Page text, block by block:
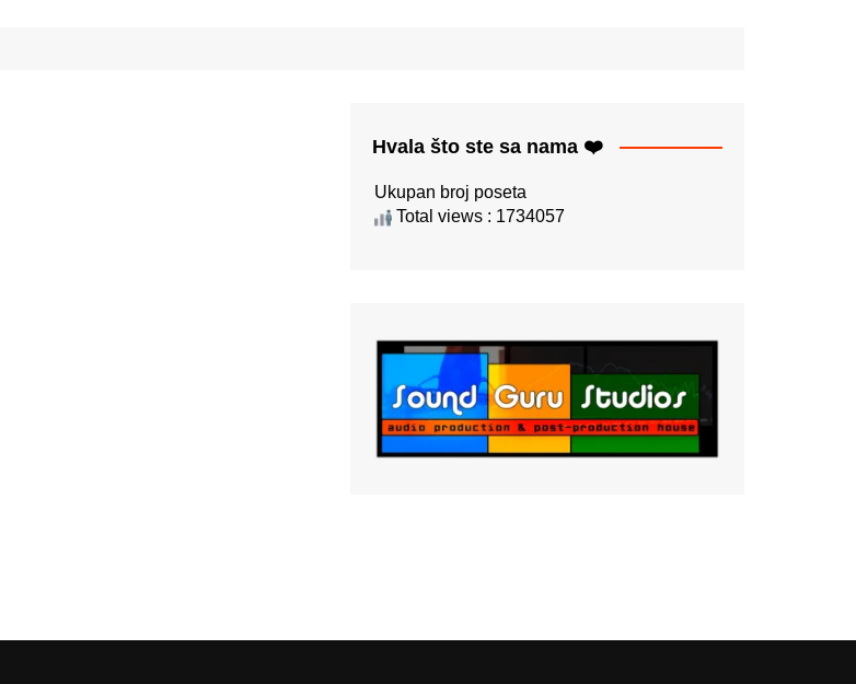
Hvala što ste sa nama ❤️
Ukupan broj poseta
Total views : 1734057